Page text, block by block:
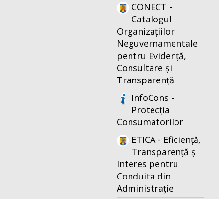
CONECT -
Catalogul
Organizațiilor
Neguvernamentale
pentru Evidență,
Consultare și
Transparență
InfoCons -
Protecția
Consumatorilor
ETICA - Eficiență,
Transparență și
Interes pentru
Conduita din
Administrație